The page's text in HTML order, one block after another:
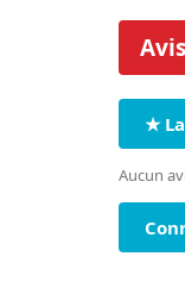
★
Aucun